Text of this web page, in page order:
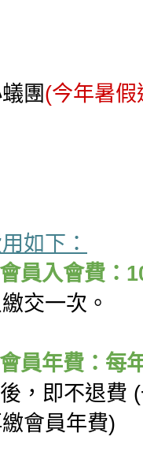
團(今年暑假
如下：
員入會費：
交一次。
員年費：每
，即不退費
會員年費)